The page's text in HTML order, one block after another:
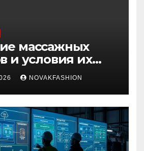
массажных
и условия их
или
аренды
NOVAKFASHION